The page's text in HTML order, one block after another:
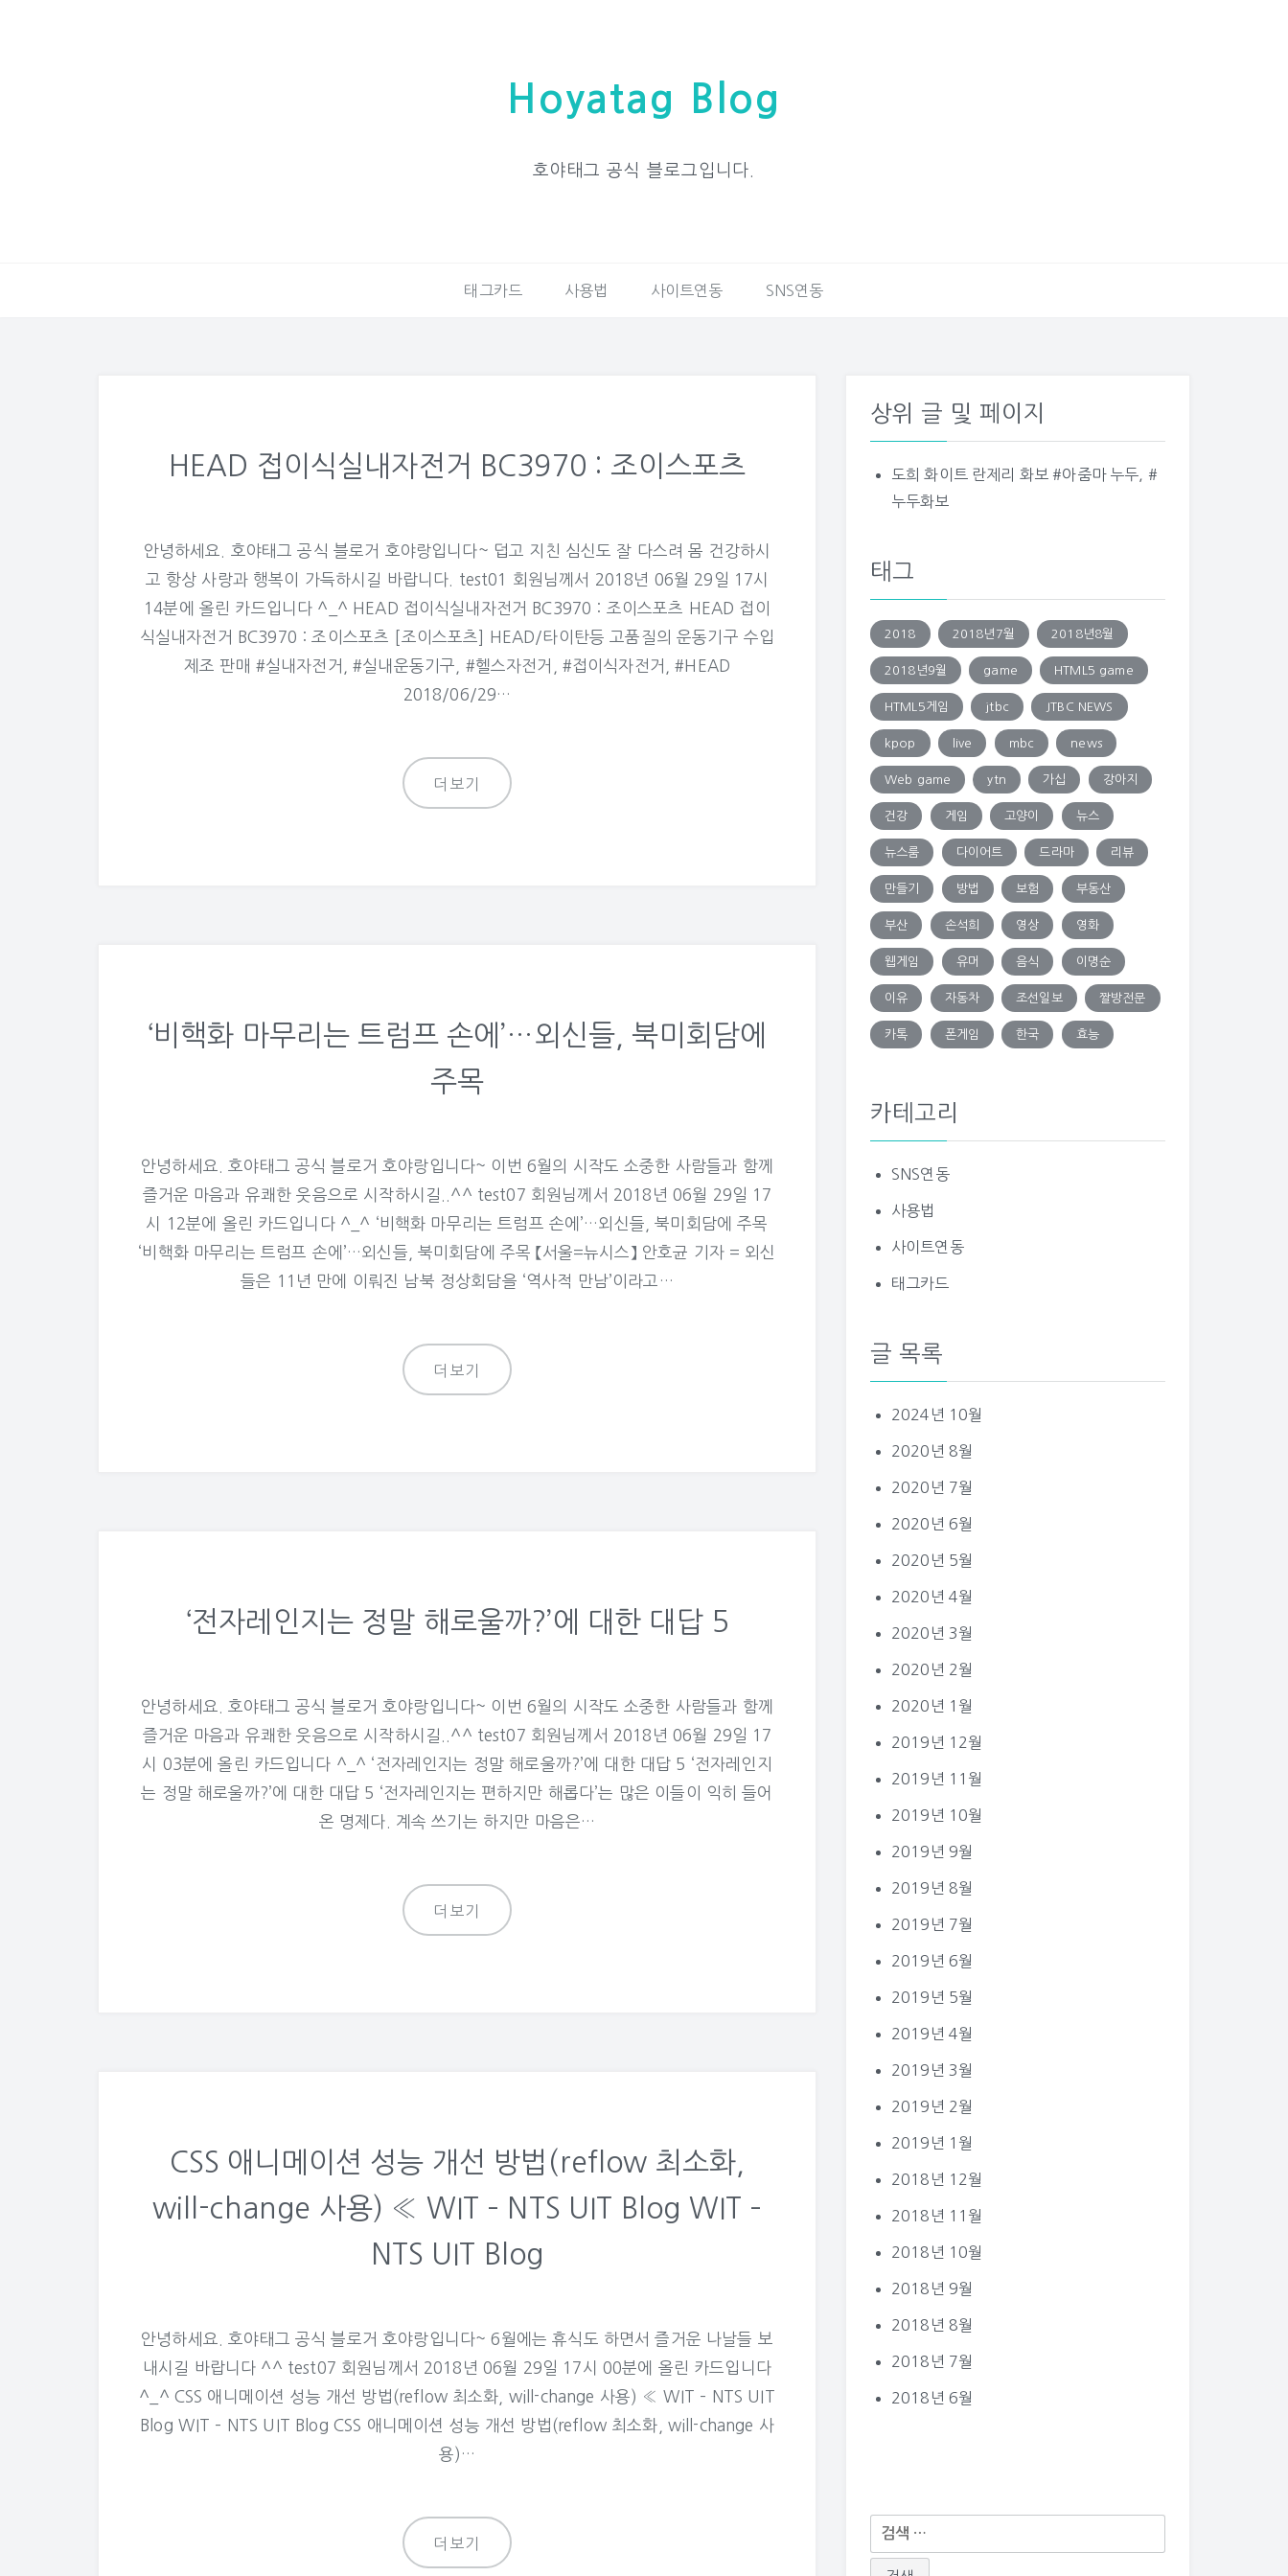
Hoyatag Blog
호야태그 공식 블로그입니다.
태그카드 사용법 사이트연동 SNS연동
HEAD 접이식실내자전거 BC3970 : 조이스포츠
안녕하세요. 호야태그 공식 블로거 호야랑입니다~ 덥고 지친 심신도 잘 다스려 몸 건강하시
고 항상 사랑과 행복이 가득하시길 바랍니다. test01 회원님께서 2018년 06월 29일 17시
14분에 올린 카드입니다 ^_^ HEAD 접이식실내자전거 BC3970 : 조이스포츠 HEAD 접이
식실내자전거 BC3970 : 조이스포츠 [조이스포츠] HEAD/타이탄등 고품질의 운동기구 수입
제조 판매 #실내자전거, #실내운동기구, #헬스자전거, #접이식자전거, #HEAD
2018/06/29…
더보기
‘비핵화 마무리는 트럼프 손에’…외신들, 북미회담에
주목
안녕하세요. 호야태그 공식 블로거 호야랑입니다~ 이번 6월의 시작도 소중한 사람들과 함께
즐거운 마음과 유쾌한 웃음으로 시작하시길..^^ test07 회원님께서 2018년 06월 29일 17
시 12분에 올린 카드입니다 ^_^ ‘비핵화 마무리는 트럼프 손에’…외신들, 북미회담에 주목
‘비핵화 마무리는 트럼프 손에’…외신들, 북미회담에 주목 【서울=뉴시스】 안호균 기자 = 외신
들은 11년 만에 이뤄진 남북 정상회담을 ‘역사적 만남’이라고…
더보기
‘전자레인지는 정말 해로울까?’에 대한 대답 5
안녕하세요. 호야태그 공식 블로거 호야랑입니다~ 이번 6월의 시작도 소중한 사람들과 함께
즐거운 마음과 유쾌한 웃음으로 시작하시길..^^ test07 회원님께서 2018년 06월 29일 17
시 03분에 올린 카드입니다 ^_^ ‘전자레인지는 정말 해로울까?’에 대한 대답 5 ‘전자레인지
는 정말 해로울까?’에 대한 대답 5 ‘전자레인지는 편하지만 해롭다’는 많은 이들이 익히 들어
온 명제다. 계속 쓰기는 하지만 마음은…
더보기
CSS 애니메이션 성능 개선 방법(reflow 최소화,
will-change 사용) « WIT – NTS UIT Blog WIT –
NTS UIT Blog
안녕하세요. 호야태그 공식 블로거 호야랑입니다~ 6월에는 휴식도 하면서 즐거운 나날들 보
내시길 바랍니다 ^^ test07 회원님께서 2018년 06월 29일 17시 00분에 올린 카드입니다
^_^ CSS 애니메이션 성능 개선 방법(reflow 최소화, will-change 사용) « WIT – NTS UIT
Blog WIT – NTS UIT Blog CSS 애니메이션 성능 개선 방법(reflow 최소화, will-change 사
용)…
더보기
상위 글 및 페이지
도희 화이트 란제리 화보 #아줌마 누두, #
누두화보
태그
2018 2018년7월 2018년8월
2018년9월 game HTML5 game
HTML5게임 jtbc JTBC NEWS
kpop live mbc news
Web game ytn 가십 강아지
건강 게임 고양이 뉴스
뉴스룸 다이어트 드라마 리뷰
만들기 방법 보험 부동산
부산 손석희 영상 영화
웹게임 유머 음식 이명순
이유 자동차 조선일보 짤방전문
카톡 폰게임 한국 효능
카테고리
SNS연동
사용법
사이트연동
태그카드
글 목록
2024년 10월
2020년 8월
2020년 7월
2020년 6월
2020년 5월
2020년 4월
2020년 3월
2020년 2월
2020년 1월
2019년 12월
2019년 11월
2019년 10월
2019년 9월
2019년 8월
2019년 7월
2019년 6월
2019년 5월
2019년 4월
2019년 3월
2019년 2월
2019년 1월
2018년 12월
2018년 11월
2018년 10월
2018년 9월
2018년 8월
2018년 7월
2018년 6월
다
음